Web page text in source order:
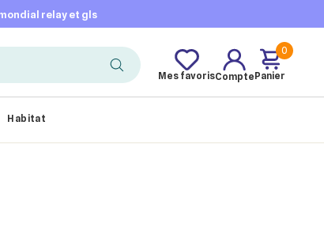
relay et gls
Mes favorisCompte
0
Panier
Habitat